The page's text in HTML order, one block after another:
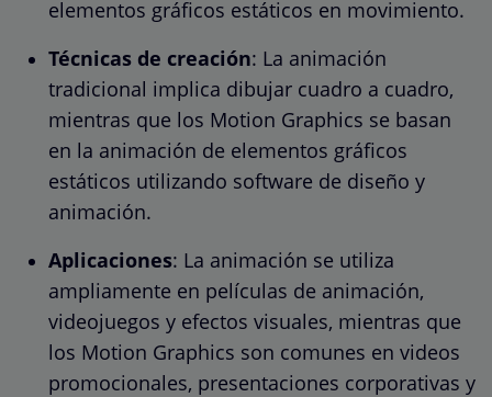
elementos gráficos estáticos en movimiento.
Técnicas de creación: La animación
tradicional implica dibujar cuadro a cuadro,
mientras que los Motion Graphics se basan
en la animación de elementos gráficos
estáticos utilizando software de diseño y
animación.
Aplicaciones: La animación se utiliza
ampliamente en películas de animación,
videojuegos y efectos visuales, mientras que
los Motion Graphics son comunes en videos
promocionales, presentaciones corporativas y